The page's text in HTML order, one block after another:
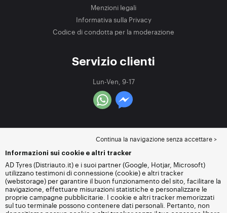
Menzioni legali
Informativa sulla Privacy
Codice di condotta per la moderazione
Servizio clienti
Lun-Ven, 9-17
Continua la navigazione senza accettare >
Informazioni sui cookie e altri tracker
AD Tyres (Distriauto.it) e i suoi partner (Google, Hotjar, Microsoft)
utilizzano testimoni di connessione (cookie) e altri tracker
(webstorage) per garantire il buon funzionamento del sito, facilitare la
navigazione, effettuare misurazioni statistiche e personalizzare le
proprie campagne pubblicitarie. I cookie e altri tracker memorizzati
sul tuo terminale possono contenere dati personali. Pertanto, non